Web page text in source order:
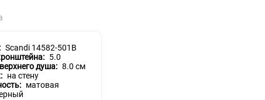
Scandi 14582-501B
5.0
душа: 8.0 см
на стену
матовая